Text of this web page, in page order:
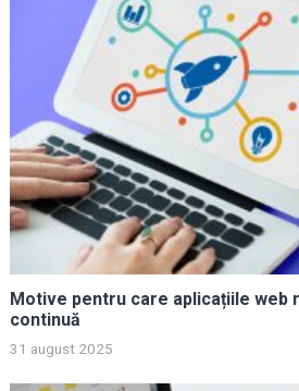
Motive pentru care aplicațiile web
continuă
31 august 2025